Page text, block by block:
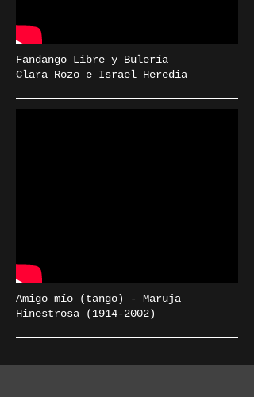
Fandango Libre y Bulería
Clara Rozo e Israel Heredia
Amigo mío (tango) - Maruja
Hinestrosa
(1914-2002)